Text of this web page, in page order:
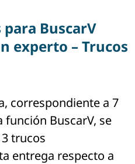
BuscarV
experto – Trucos
correspondiente a 7
BuscarV, se
trucos
entrega respecto a